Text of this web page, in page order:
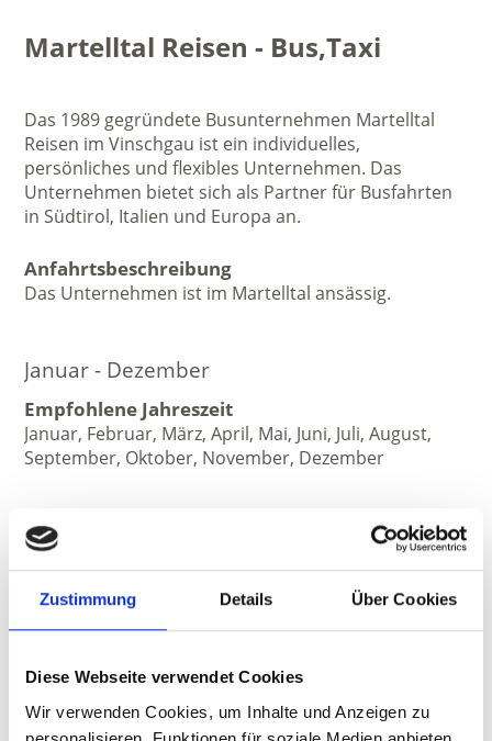
Zustimmung Details Über Cookies
Diese Webseite verwendet Cookies
Wir verwenden Cookies, um Inhalte und Anzeigen zu
Martelltal Reisen - Bus,Taxi
Das 1989 gegründete Busunternehmen Martelltal
Reisen im Vinschgau ist ein individuelles,
persönliches und flexibles Unternehmen. Das
Unternehmen bietet sich als Partner für Busfahrten
in Südtirol, Italien und Europa an.
Anfahrtsbeschreibung
Das Unternehmen ist im Martelltal ansässig.
Januar - Dezember
Empfohlene Jahreszeit
Januar, Februar, März, April, Mai, Juni, Juli, August,
September, Oktober, November, Dezember